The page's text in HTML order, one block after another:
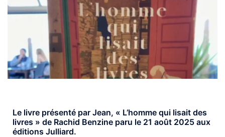
Le livre présenté par Jean, « L’homme qui lisait des
livres » de Rachid Benzine paru le 21 août 2025 aux
éditions Julliard.